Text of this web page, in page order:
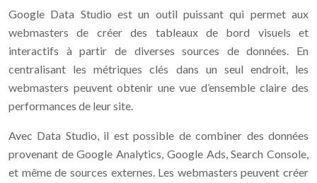
Google Data Studio est un outil puissant qui permet aux
webmasters de créer des tableaux de bord visuels et
interactifs à partir de diverses sources de données. En
centralisant les métriques clés dans un seul endroit, les
webmasters peuvent obtenir une vue d’ensemble claire des
performances de leur site.
Avec Data Studio, il est possible de combiner des données
provenant de Google Analytics, Google Ads, Search Console,
et même de sources externes. Les webmasters peuvent créer